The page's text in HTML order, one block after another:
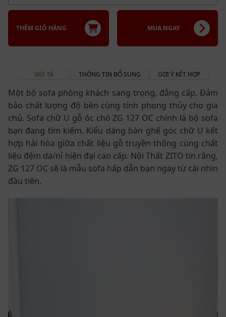
THÊM GIỎ HÀNG MUA NGAY
MÔ TẢ THÔNG TIN BỔ SUNG GỢI Ý KẾT HỢP
Một bộ sofa phòng khách sang trọng, đẳng cấp. Đảm
bảo chất lượng độ bền cùng tính phong thủy cho gia
chủ. Sofa chữ U gỗ óc chó ZG 127 OC chính là bộ sofa
bạn đang tìm kiếm. Kiểu dáng bàn ghế góc chữ U kết
hợp hài hòa giữa chất liệu gỗ truyền thống cùng chất
liệu đệm da/nỉ hiện đại cao cấp. Nội Thất ZITO tin rằng,
ZG 127 OC sẽ là mẫu sofa hấp dẫn bạn ngay từ cái nhìn
đầu tiên.